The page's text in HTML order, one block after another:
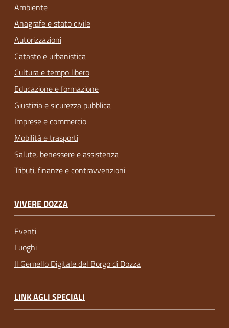
Ambiente
Anagrafe e stato civile
Autorizzazioni
Catasto e urbanistica
Cultura e tempo libero
Educazione e formazione
Giustizia e sicurezza pubblica
Imprese e commercio
Mobilità e trasporti
Salute, benessere e assistenza
Tributi, finanze e contravvenzioni
VIVERE DOZZA
Eventi
Luoghi
Il Gemello Digitale del Borgo di Dozza
LINK AGLI SPECIALI